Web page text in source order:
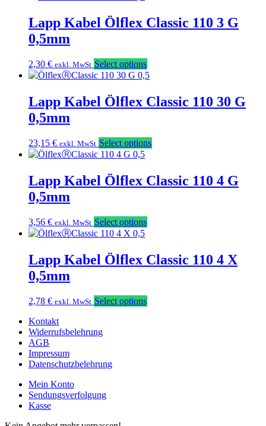
Lapp Kabel Ölflex Classic 110 3 G
0,5mm
2,30 € exkl. MwSt Select options
Lapp Kabel Ölflex Classic 110 30 G
0,5mm
23,15 € exkl. MwSt Select options
Lapp Kabel Ölflex Classic 110 4 G
0,5mm
3,56 € exkl. MwSt Select options
Lapp Kabel Ölflex Classic 110 4 X
0,5mm
2,78 € exkl. MwSt Select options
Kontakt
Widerrufsbelehrung
AGB
Impressum
Datenschutzbelehrung
Mein Konto
Sendungsverfolgung
Kasse